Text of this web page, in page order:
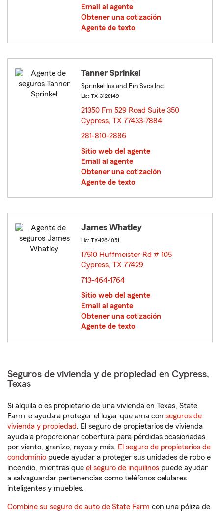
Email al agente
Obtener una cotización
Agente de texto
Tanner Sprinkel
Sprinkel Ins and Fin Svcs Inc
Lic: TX-3128149
21350 Fm 529 Road Suite 350
Cypress, TX 77433-7884
281-810-2886
Sitio web del agente
Email al agente
Obtener una cotización
Agente de texto
James Whatley
Lic: TX-1264051
17510 Huffmeister Rd # 105
Cypress, TX 77429
713-464-1764
Sitio web del agente
Email al agente
Obtener una cotización
Agente de texto
Seguros de vivienda y de propiedad en Cypress,
Texas
Si alquila o es propietario de una vivienda en Texas, State
Farm le ayuda a proteger el lugar que ama con seguros de
vivienda y propiedad. El seguro de propietarios de vivienda
ayuda a proporcionar cobertura para pérdidas ocasionadas
por viento, granizo, rayos y más. El seguro de propietarios de
condominio puede ayudar a proteger sus unidades de robo e
incendio, mientras que el seguro de inquilinos puede ayudar
a salvaguardar pertenencias como teléfonos celulares
inteligentes y muebles.
Combine su seguro de auto de State Farm con una póliza de